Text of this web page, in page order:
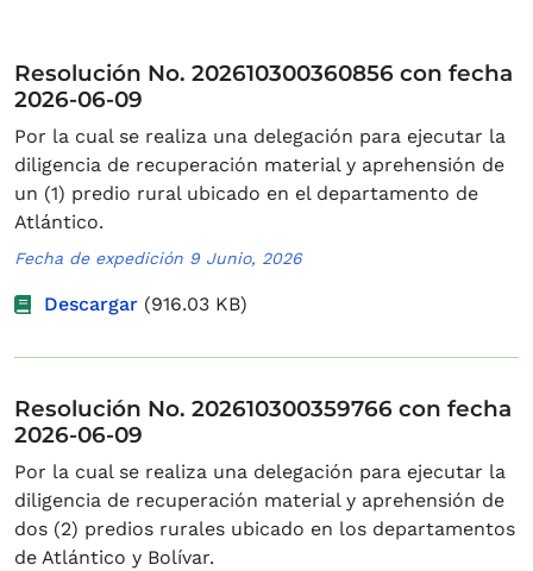
Resolución No. 202610300360856 con fecha
2026-06-09
Por la cual se realiza una delegación para ejecutar la
diligencia de recuperación material y aprehensión de
un (1) predio rural ubicado en el departamento de
Atlántico.
Fecha de expedición 9 Junio, 2026
Descargar (916.03 KB)
Resolución No. 202610300359766 con fecha
2026-06-09
Por la cual se realiza una delegación para ejecutar la
diligencia de recuperación material y aprehensión de
dos (2) predios rurales ubicado en los departamentos
de Atlántico y Bolívar.